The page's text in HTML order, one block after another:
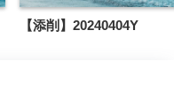
【添削】20240404Y